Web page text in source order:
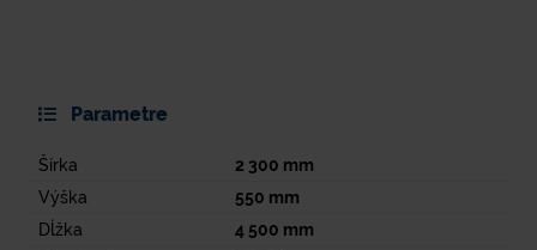
Parametre
Šírka 2 300 mm
Výška
550 mm
Dĺžka
4 500 mm